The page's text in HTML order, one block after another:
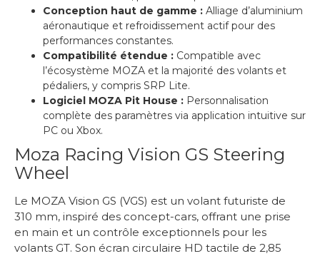
Conception haut de gamme : Alliage d’aluminium
aéronautique et refroidissement actif pour des
performances constantes.
Compatibilité étendue : Compatible avec
l’écosystème MOZA et la majorité des volants et
pédaliers, y compris SRP Lite.
Logiciel MOZA Pit House : Personnalisation
complète des paramètres via application intuitive sur
PC ou Xbox.
Moza Racing Vision GS Steering
Wheel
Le MOZA Vision GS (VGS) est un volant futuriste de
310 mm, inspiré des concept-cars, offrant une prise
en main et un contrôle exceptionnels pour les
volants GT. Son écran circulaire HD tactile de 2,85